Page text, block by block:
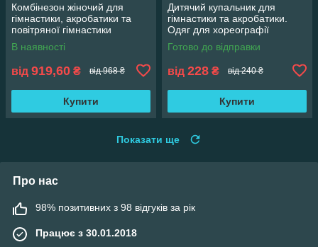
Комбінезон жіночий для
гімнастики, акробатики та
повітряної гімнастики
В наявності
від 919,60 ₴ від 968 ₴
Купити
Дитячий купальник для
гімнастики та акробатики.
Одяг для хореографії
Готово до відправки
від 228 ₴ від 240 ₴
Купити
Показати ще
Про нас
98% позитивних з 98 відгуків за рік
Працює з 30.01.2018